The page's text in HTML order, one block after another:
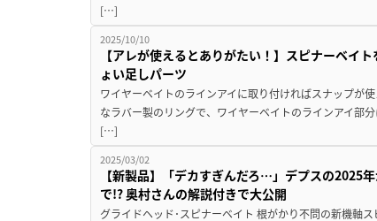
[…]
2025/10/10
【アレが使えるとありがたい！】スピナーベイ
ょい足しパーツ
ワイヤーベイトのラインアイに取り付ければスナップが
なラバー製のリングで、ワイヤーベイトのラインアイ部
[…]
2025/03/02
【新製品】「デカすぎんだろ…」デプスの2025
で!? 奥村さんの解説付きで大公開
グライドヘッド･スピナーベイト 根がかり不問の新機軸